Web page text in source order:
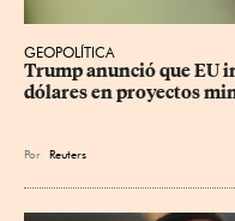
GEOPOLÍTICA
Trump anunció que EU
dólares en proyectos
Por Reuters